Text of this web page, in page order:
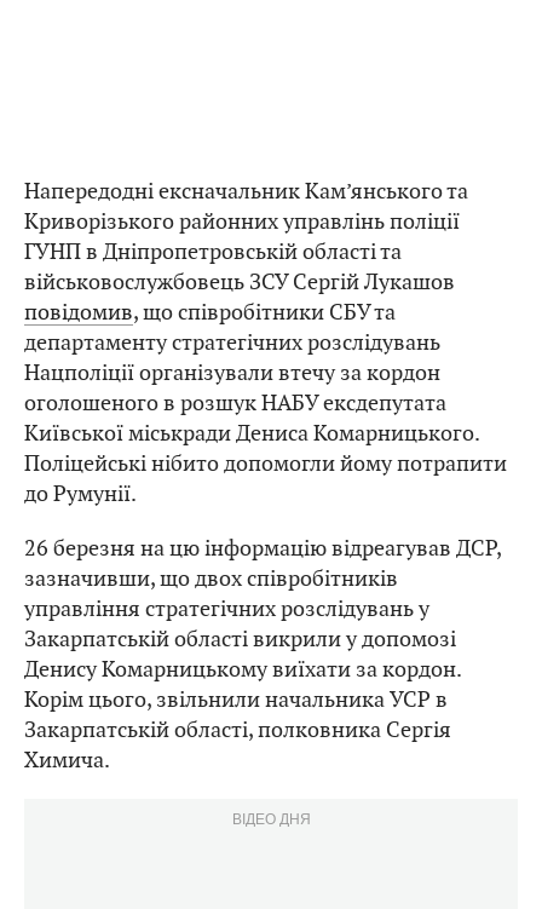
Напередодні ексначальник Кам’янського та
Криворізького районних управлінь поліції
ГУНП в Дніпропетровській області та
військовослужбовець ЗСУ Сергій Лукашов
повідомив, що співробітники СБУ та
департаменту стратегічних розслідувань
Нацполіції організували втечу за кордон
оголошеного в розшук НАБУ ексдепутата
Київської міськради Дениса Комарницького.
Поліцейські нібито допомогли йому потрапити
до Румунії.
26 березня на цю інформацію відреагував ДСР,
зазначивши, що двох співробітників
управління стратегічних розслідувань у
Закарпатській області викрили у допомозі
Денису Комарницькому виїхати за кордон.
Корім цього, звільнили начальника УСР в
Закарпатській області, полковника Сергія
Химича.
ВІДЕО ДНЯ